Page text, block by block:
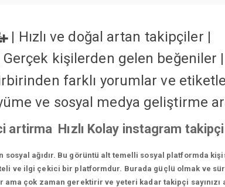
| Hızlı ve doğal artan takipçiler |
Gerçek kişilerden gelen beğeniler |
farklı yorumlar ve
ve sosyal medya geliştirme
artirma Hızlı Kolay instagram
ağıdır. Bu görüntü alt temelli sosyal platformda
ve ilgi çekici bir platformdur. Burada güçlü olmak ve
çok zaman gerektirir ve yeteri kadar takipçi sayınızı